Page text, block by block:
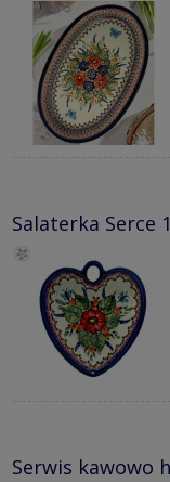
Salaterka Serce
Serwis kawowo